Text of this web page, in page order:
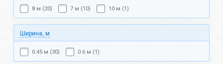
8 м (20) 7 м (10) 10 м (1)
Ширина, м
0.45 м (30) 0.6 м (1)